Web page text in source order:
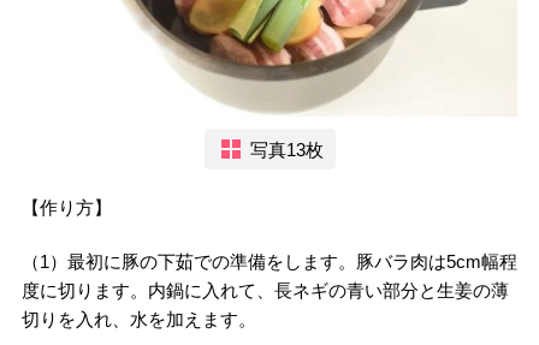
写真13枚
【作り方】
（1）最初に豚の下茹での準備をします。豚バラ肉は5cm幅程
度に切ります。内鍋に入れて、長ネギの青い部分と生姜の薄
切りを入れ、水を加えます。